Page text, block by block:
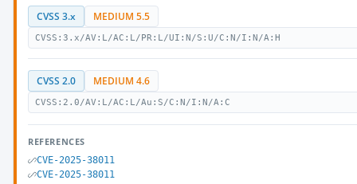
CVSS 3.x MEDIUM 5.5
CVSS:3.x/AV:L/AC:L/PR:L/UI:N/S:U/C:N/I:N/A:H
CVSS 2.0 MEDIUM 4.6
CVSS:2.0/AV:L/AC:L/Au:S/C:N/I:N/A:C
REFERENCES
CVE-2025-38011
CVE-2025-38011